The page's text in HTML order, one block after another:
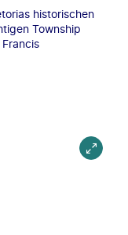
historischen
Township